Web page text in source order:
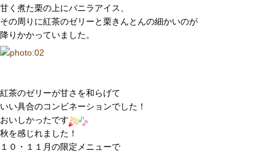
甘く煮た栗の上にバニラアイス、
その周りに紅茶のゼリーと栗きんとんの細かいのが
降りかかっていました。
紅茶のゼリーが甘さを和らげて
いい具合のコンビネーションでした！
おいしかったです
秋を感じれました！
１０・１１月の限定メニューで